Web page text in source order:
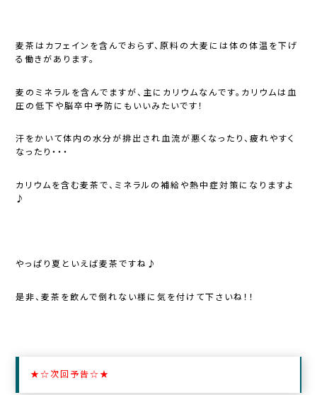
麦茶はカフェインを含んでおらず、原料の大麦には体の体温を下げ
る働きがあります。
麦のミネラルを含んでますが、主にカリウムなんです。カリウムは血
圧の低下や脳卒中予防にもいいみたいです！
汗をかいて体内の水分が排出され血流が悪くなったり、疲れやすく
なったり・・・
カリウムを含む麦茶で、ミネラルの補給や熱中症対策になりますよ
♪
やっぱり夏といえば麦茶ですね♪
是非、麦茶を飲んで倒れない様に気を付けて下さいね！！
★☆次回予告☆★